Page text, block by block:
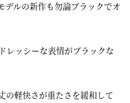
デルの新作も勿論ブラックでオ
レッシーな表情がブラックな
の軽快さが重たさを緩和して